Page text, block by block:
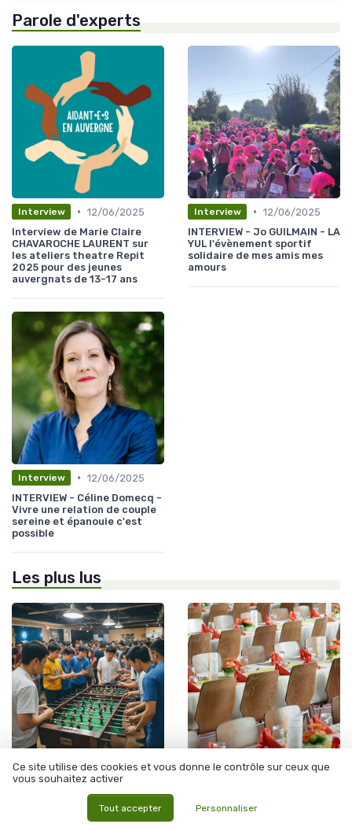
Parole d'experts
Interview • 12/06/2025
Interview de Marie Claire
CHAVAROCHE LAURENT sur
les ateliers theatre Repit
2025 pour des jeunes
auvergnats de 13-17 ans
Interview • 12/06/2025
INTERVIEW - Jo GUILMAIN - LA
YUL l'évènement sportif
solidaire de mes amis mes
amours
Interview • 12/06/2025
INTERVIEW - Céline Domecq -
Vivre une relation de couple
sereine et épanouie c'est
possible
Les plus lus
Préparation Avant l'Événement • 19/11/2025
foot 14 joueurs : conseils et
événements B2C
Préparation Avant l'Événement •
12/06/2025
pour les participants
Ce site utilise des cookies et vous donne le contrôle sur ceux que
vous souhaitez activer
Tout accepter Personnaliser